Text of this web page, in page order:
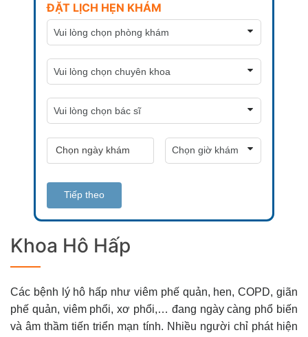
ĐẶT LỊCH HẸN KHÁM
Tiếp theo
Khoa Hô Hấp
Các bệnh lý hô hấp như viêm phế quản, hen, COPD, giãn
phế quản, viêm phổi, xơ phổi,… đang ngày càng phổ biến
và âm thầm tiến triển mạn tính. Nhiều người chỉ phát hiện